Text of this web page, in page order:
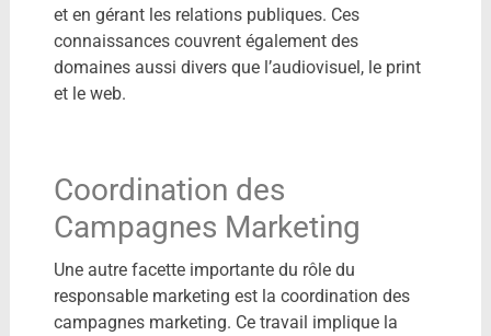
et en gérant les relations publiques. Ces
connaissances couvrent également des
domaines aussi divers que l’audiovisuel, le print
et le web.
Coordination des
Campagnes Marketing
Une autre facette importante du rôle du
responsable marketing est la coordination des
campagnes marketing. Ce travail implique la